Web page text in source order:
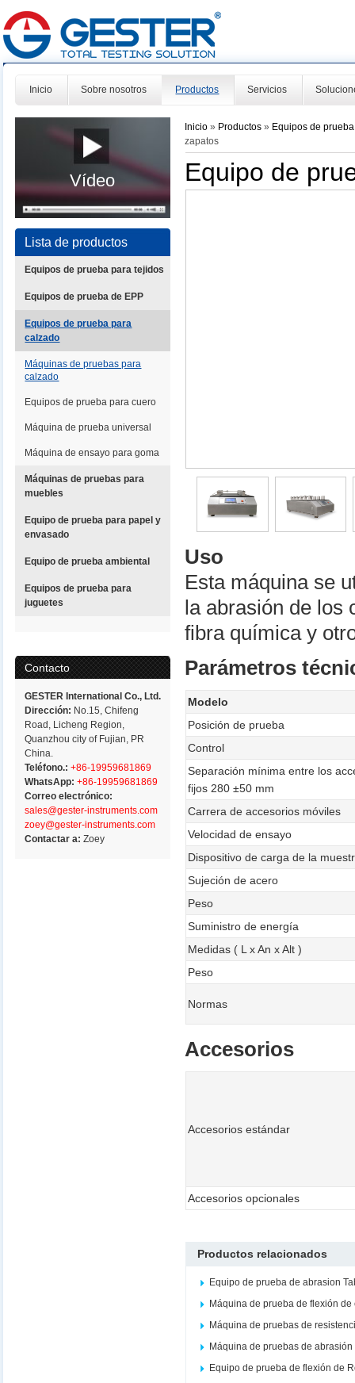
Inicio Sobre nosotros Productos Servicios
Vídeo
Lista de productos
Equipos de prueba para tejidos
Equipos de prueba de EPP
Equipos de prueba para
calzado
Máquinas de pruebas para
calzado
Equipos de prueba para cuero
Máquina de prueba universal
Máquina de ensayo para goma
Máquinas de pruebas para
muebles
Equipo de prueba para papel y
envasado
Equipo de prueba ambiental
Equipos de prueba para
juguetes
Contacto
GESTER International Co., Ltd.
Dirección: No.15, Chifeng
Road, Licheng Region,
Quanzhou city of Fujian, PR
China.
Teléfono.: +86-19959681869
WhatsApp: +86-19959681869
Correo electrónico:
sales@gester-instruments.com
zoey@gester-instruments.com
Contactar a:Zoey
Inicio » Productos» Equipos de
zapatos
Equipo de
Uso
Esta máquina se
la abrasión de los
fibra química y
Parámetros
Modelo
Posición de prueba
Control
Separación mínima entre los
fijos 280 ±50 mm
Carrera de accesorios móviles
Velocidad de ensayo
Dispositivo de carga de la
Sujeción de acero
Peso
Suministro de energía
Medidas ( L x An x Alt )
Peso
Normas
Accesorios
Accesorios estándar
Accesorios opcionales
Productos relacionados
Equipo de prueba de abrasion
Máquina de prueba de flexión de
Máquina de pruebas de
Máquina de pruebas de
Equipo de prueba de flexión de